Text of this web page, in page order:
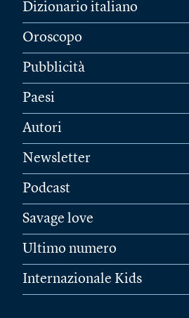
Dizionario italiano
Oroscopo
Pubblicità
Paesi
Autori
Newsletter
Podcast
Savage love
Ultimo numero
Internazionale Kids